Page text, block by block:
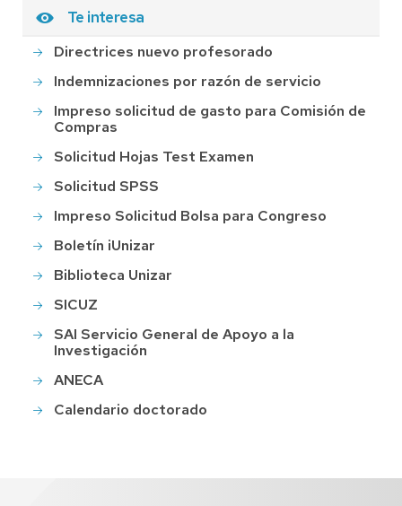
Te interesa
Directrices nuevo profesorado
Indemnizaciones por razón de servicio
Impreso solicitud de gasto para Comisión de
Compras
Solicitud Hojas Test Examen
Solicitud SPSS
Impreso Solicitud Bolsa para Congreso
Boletín iUnizar
Biblioteca Unizar
SICUZ
SAI Servicio General de Apoyo a la
Investigación
ANECA
Calendario doctorado